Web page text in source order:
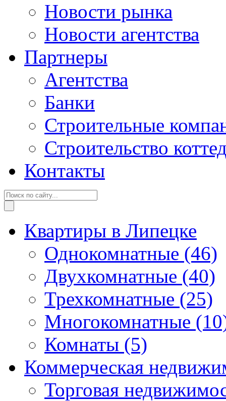
Новости рынка
Новости агентства
Партнеры
Агентства
Банки
Строительные
Строительство
Контакты
Квартиры в Липецке
Однокомнатные (46)
Двухкомнатные (40)
Трехкомнатные (25)
Многокомнатные
Комнаты (5)
Коммерческая
Торговая